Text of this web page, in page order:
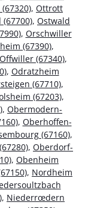
, Ottrott
, Ostwald
, Orschwiller
(67390),
Offwiller (67340),
, Odratzheim
(67710),
(67203),
, Obermodern-
, Oberhoffen-
(67160),
, Oberdorf-
, Obenheim
, Nordheim
, Niederrœdern